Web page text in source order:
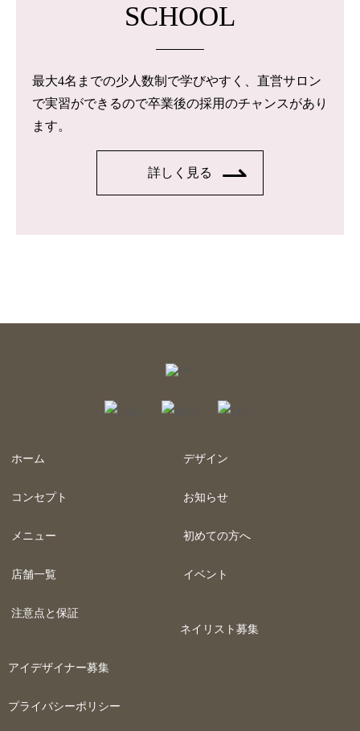
SCHOOL
最大4名までの少人数制で学びやすく、直営サロン
で実習ができるので卒業後の採用のチャンスがあり
ます。
詳しく見る
ホーム
コンセプト
メニュー
店舗一覧
注意点と保証
デザイン
お知らせ
初めての方へ
イベント
ネイリスト募集
アイデザイナー募集
プライバシーポリシー